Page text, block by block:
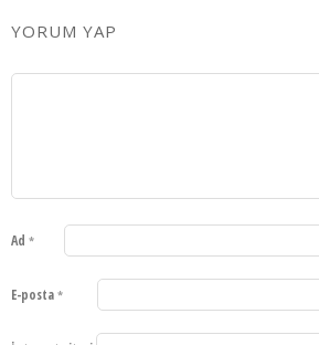
YORUM YAP
Ad *
E-posta *